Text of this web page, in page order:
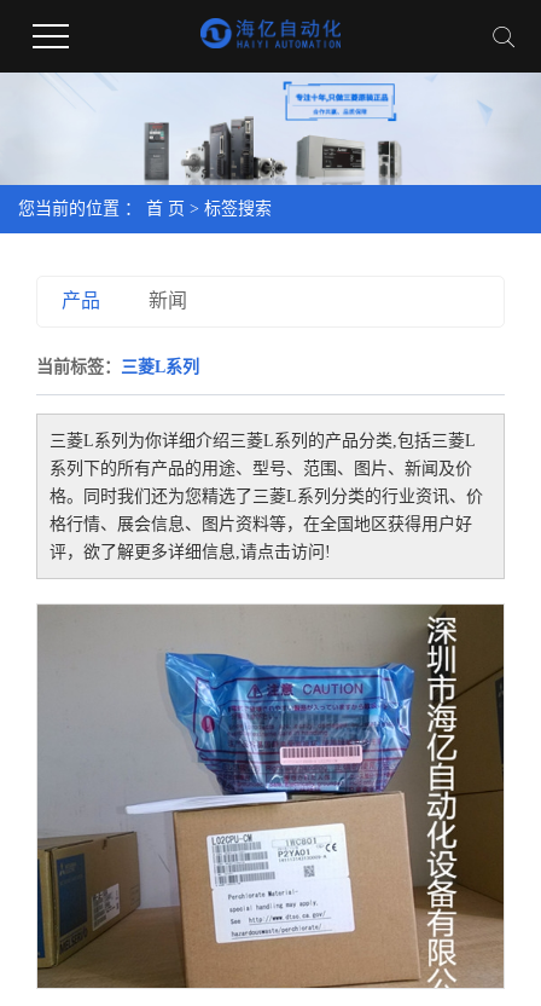
您当前的位置 ： 首 页 > 标签搜索
产品 新闻
当前标签： 三菱L系列
三菱L系列 为你详细介绍三菱L系列 的产品分类,包括三菱L
系列
下的所有产品的用途、型号、范围、图片、新闻及价
格。同时我们还为您精选了 三菱L系列 分类的行业资讯、价
格行情、展会信息、图片资料等，在全国地区获得用户好
评，欲了解更多详细信息,请点击访问!